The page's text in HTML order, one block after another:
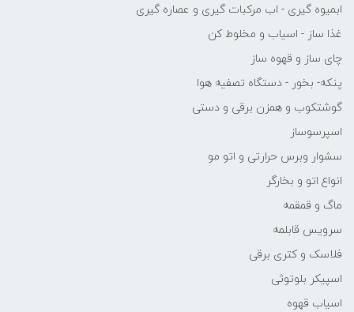
ابمیوه گیری - اب مرکبات گیری و عصاره گیری
غذا ساز - اسیاب و مخلوط کن
چای ساز و قهوه ساز
پنکه- بخور - دستگاه تصفیه هوا
گوشتکوب و همزن برقی و دستی
اسپرسوساز
سشوار وبرس حرارتی و اتو مو
انواع اتو و بخارگر
ماگ و قمقمه
سرویس قابلمه
فلاسک و کتری برقی
اسپیکر بلوتوثی
اسیاب قهوه